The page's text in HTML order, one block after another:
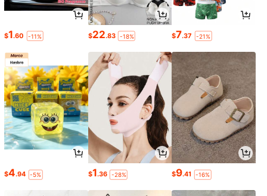
$1.60 -11% $22.83 -18% $7.37 -21%
$4.94 -5% $1.36 -28% $9.41 -16%